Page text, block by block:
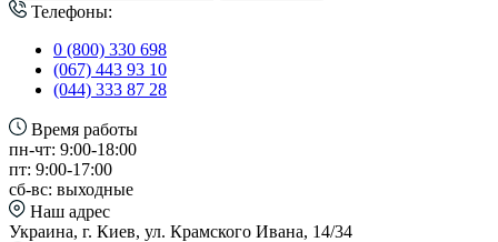
Телефоны:
0 (800) 330 698
(067) 443 93 10
(044) 333 87 28
Время работы
пн-чт: 9:00-18:00
пт: 9:00-17:00
сб-вс: выходные
Наш адрес
Украина, г. Киев, ул. Крамского Ивана, 14/34